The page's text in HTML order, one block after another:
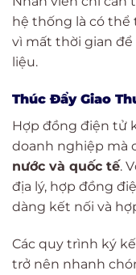
hệ thống là có
vì mất thời gian
liệu.
Thúc Đẩy Giao
Hợp đồng điện tử
doanh nghiệp mà
nước và quốc tế.
địa lý, hợp đồng
dàng kết nối và
Các quy trình ký
trở nên nhanh